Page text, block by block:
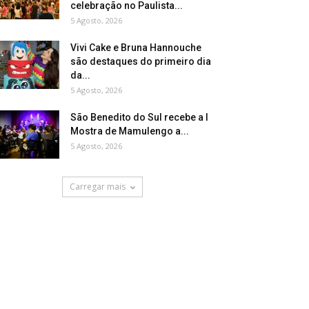
celebração no Paulista...
5 Agosto, 2026
Vivi Cake e Bruna Hannouche
são destaques do primeiro dia
da...
5 Agosto, 2026
São Benedito do Sul recebe a I
Mostra de Mamulengo a...
5 Agosto, 2026
Carregar mais